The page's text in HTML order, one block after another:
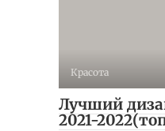
Красота
Лучший
2021-